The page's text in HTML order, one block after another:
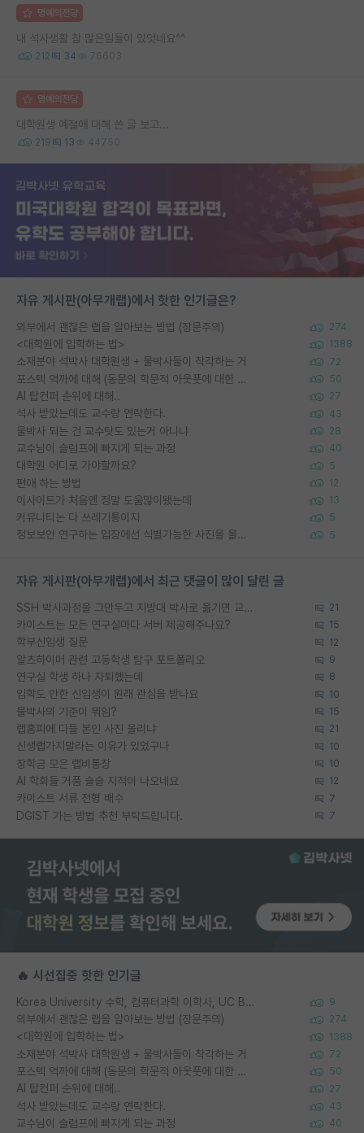
명예의전당
내 석사생활 참 많은일들이 있엇네요^^
212 34 76603
명예의전당
대학원생 예절에 대해 쓴 글 보고...
219 13 44750
자유 게시판(아무개랩)에서 핫한 인기글은?
외부에서 괜찮은 랩을 알아보는 방법 (장문주의) 274
<대학원에 입학하는 법> 1388
소재분야 석박사 대학원생 + 물박사들이 착각하는 거 72
포스텍 억까에 대해 (동문의 학문적 아웃풋에 대한 반박) 50
AI 탑컨퍼 순위에 대해.. 27
석사 받았는데도 교수랑 연락한다. 43
물박사 되는 건 교수탓도 있는거 아니냐 28
교수님이 슬럼프에 빠지게 되는 과정 40
대학원 어디로 가야할까요? 5
편애 하는 방법 12
이사이트가 처음엔 정말 도움많이됐는데 13
커뮤니티는 다 쓰레기통이지 5
정보보안 연구하는 입장에선 식별가능한 사진을 올리는건 비추이긴함 5
자유 게시판(아무개랩)에서 최근 댓글이 많이 달린 글
SSH 박사과정을 그만두고 지방대 박사로 옮기면 교수의 꿈은 끝일까요? 21
카이스트는 모든 연구실마다 서버 제공해주나요? 15
학부신입생 질문 12
알츠하이머 관련 고등학생 탐구 포트폴리오 9
연구실 학생 하나 자퇴했는데 8
입학도 안한 신입생이 원래 관심을 받나요 10
물박사의 기준이 뭐임? 15
랩홈피에 다들 본인 사진 올리냐 21
신생랩가지말라는 이유가 있었구나 10
장학금 모은 랩비통장 10
AI 학회들 거품 슬슬 지적이 나오네요 12
카이스트 서류 전형 배수 7
DGIST 가는 방법 추천 부탁드립니다. 7
🔥 시선집중 핫한 인기글
Korea University 수학, 컴퓨터과학 이학사, UC Berkeley 산업공학 대학원 공학박사가 되는 것은 쉽지 않겠죠? 9
외부에서 괜찮은 랩을 알아보는 방법 (장문주의) 274
<대학원에 입학하는 법> 1388
소재분야 석박사 대학원생 + 물박사들이 착각하는 거 72
포스텍 억까에 대해 (동문의 학문적 아웃풋에 대한 반박) 50
AI 탑컨퍼 순위에 대해.. 27
석사 받았는데도 교수랑 연락한다. 43
교수님이 슬럼프에 빠지게 되는 과정 40